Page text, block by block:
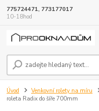
775724471, 773177017
10-18hod
Úvod Venkovní rolety na míru
roleta Radix do šíře 700mm